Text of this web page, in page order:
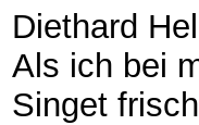
Diethard
Als ich bei
Singet